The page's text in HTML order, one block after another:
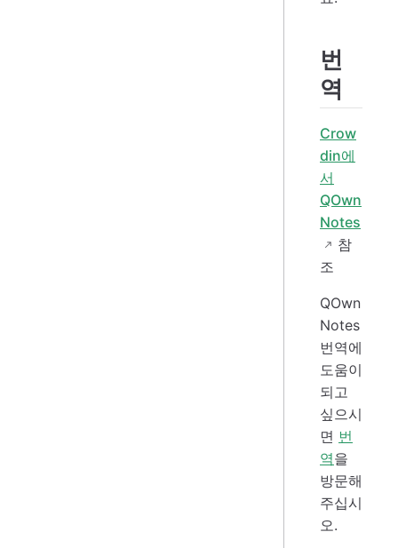
번
역
Crow
din에
서
QOwn
Notes
참
조
QOwn
Notes
번역에
도움이
되고
싶으시
면 번
역을
방문해
주십시
오.